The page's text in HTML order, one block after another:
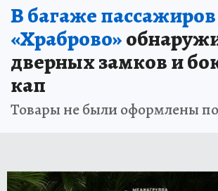
В багаже
«Храброво»
дверных замков и
кап
Товары не были оформлены